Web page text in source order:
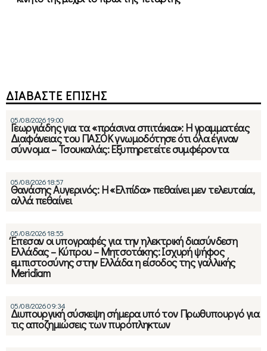
ΔΙΑΒΑΣΤΕ ΕΠΙΣΗΣ
05/08/2026 19:00
Γεωργιάδης για τα «πράσινα σπιτάκια»: Η γραμματέας
Διαφάνειας του ΠΑΣΟΚ γνωμοδότησε ότι όλα έγιναν
σύννομα – Τσουκαλάς: Εξυπηρετείτε συμφέροντα
05/08/2026 18:57
Θανάσης Αυγερινός: Η «Ελπίδα» πεθαίνει μεν τελευταία,
αλλά πεθαίνει
05/08/2026 18:55
Έπεσαν οι υπογραφές για την ηλεκτρική διασύνδεση
Ελλάδας – Κύπρου – Μητσοτάκης: Ισχυρή ψήφος
εμπιστοσύνης στην Ελλάδα η είσοδος της γαλλικής
Meridiam
05/08/2026 09:34
Διυπουργική σύσκεψη σήμερα υπό τον Πρωθυπουργό για
τις αποζημιώσεις των πυρόπληκτων